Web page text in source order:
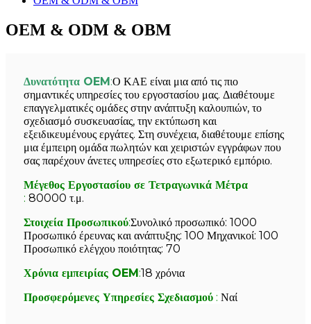
OEM & ODM & OBM
Δυνατότητα OEM:Ο ΚΑΕ είναι μια από τις πιο
σημαντικές υπηρεσίες του εργοστασίου μας. Διαθέτουμε
επαγγελματικές ομάδες στην ανάπτυξη καλουπιών, το
σχεδιασμό συσκευασίας, την εκτύπωση και
εξειδικευμένους εργάτες. Στη συνέχεια, διαθέτουμε επίσης
μια έμπειρη ομάδα πωλητών και χειριστών εγγράφων που
σας παρέχουν άνετες υπηρεσίες στο εξωτερικό εμπόριο.
Μέγεθος Εργοστασίου σε Τετραγωνικά Μέτρα
: 80000 τ.μ.
Στοιχεία Προσωπικού:Συνολικό προσωπικό: 1000
Προσωπικό έρευνας και ανάπτυξης: 100 Μηχανικοί: 100
Προσωπικό ελέγχου ποιότητας: 70
Χρόνια εμπειρίας OEM:18 χρόνια
Προσφερόμενες Υπηρεσίες Σχεδιασμού : Ναί